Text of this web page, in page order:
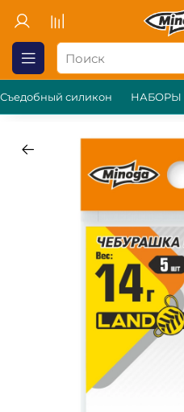
Съедобный силикон НАБОРЫ